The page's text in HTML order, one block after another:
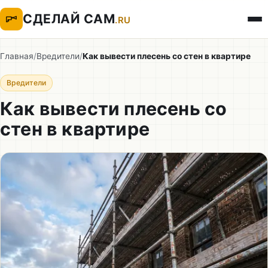
СДЕЛАЙ САМ.RU
Главная/Вредители/Как вывести плесень со стен в квартире
Вредители
Как вывести плесень со
стен в квартире